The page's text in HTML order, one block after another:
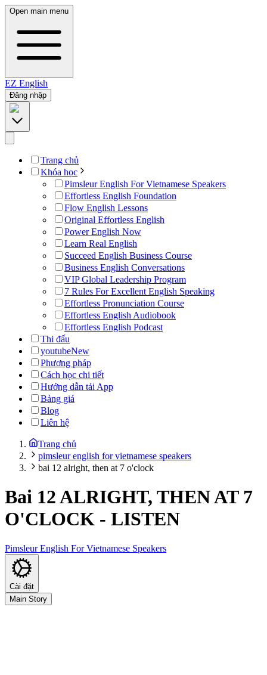
Open main menu
EZ English
Đăng nhập
Trang chủ
Khóa học
Pimsleur English For Vietnamese Speakers
Effortless English Foundation
Flow English Lessons
Original Effortless English
Power English Now
Learn Real English
Succeed English Business Course
Business English Conversations
VIP Global Leadership Program
7 Rules For Excellent English Speaking
Effortless Pronunciation Course
Effortless English Audiobook
Effortless English Podcast
Thi đấu
youtubeNew
Phương pháp
Cách học chi tiết
Hướng dẫn tải App
Bảng giá
Blog
Liên hệ
Trang chủ
pimsleur english for vietnamese speakers
bai 12 alright, then at 7 o'clock
Bai 12 ALRIGHT, THEN AT 7
O'CLOCK - LISTEN
Pimsleur English For Vietnamese Speakers
Cài đặt
Main Story